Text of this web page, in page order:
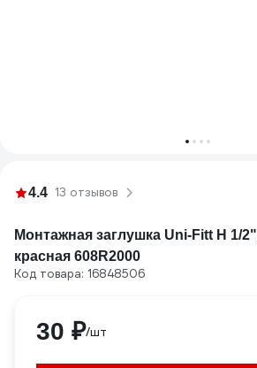
4.4 13 отзывов
Монтажная заглушка Uni-Fitt Н 1/
красная 608R2000
Код товара: 16848506
30 ₽/шт